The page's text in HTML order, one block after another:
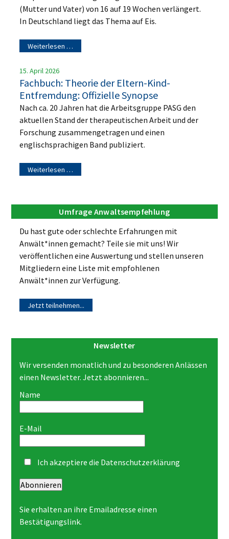
(Mutter und Vater) von 16 auf 19 Wochen verlängert.
In Deutschland liegt das Thema auf Eis.
Weiterlesen …
15. April 2026
Fachbuch: Theorie der Eltern-Kind-
Entfremdung: Offizielle Synopse
Nach ca. 20 Jahren hat die Arbeitsgruppe PASG den
aktuellen Stand der therapeutischen Arbeit und der
Forschung zusammengetragen und einen
englischsprachigen Band publiziert.
Weiterlesen …
Umfrage Anwaltsempfehlung
Du hast gute oder schlechte Erfahrungen mit
Anwält*innen gemacht? Teile sie mit uns! Wir
veröffentlichen eine Auswertung und stellen unseren
Mitgliedern eine Liste mit empfohlenen
Anwält*innen zur Verfügung.
Jetzt teilnehmen...
Newsletter
Wir versenden monatlich und zu besonderen Anlässen
einen Newsletter. Jetzt abonnieren...
Name
E-Mail
Ich akzeptiere die Datenschutzerklärung
Abonnieren
Sie erhalten an ihre Emailadresse einen
Bestätigungslink.